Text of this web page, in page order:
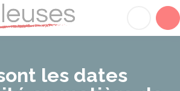
les dates